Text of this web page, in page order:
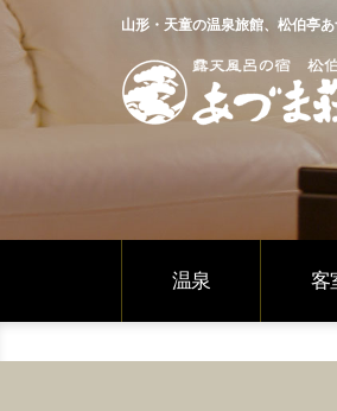
山形・天童の温泉旅館、松伯亭あ
温泉 客